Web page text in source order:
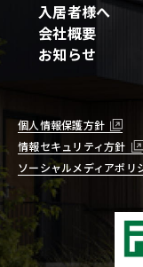
入居者様へ
会社概要
お知らせ
個人情報保護方針
ソーシャルメディアポリ
情報セキュリティ方針